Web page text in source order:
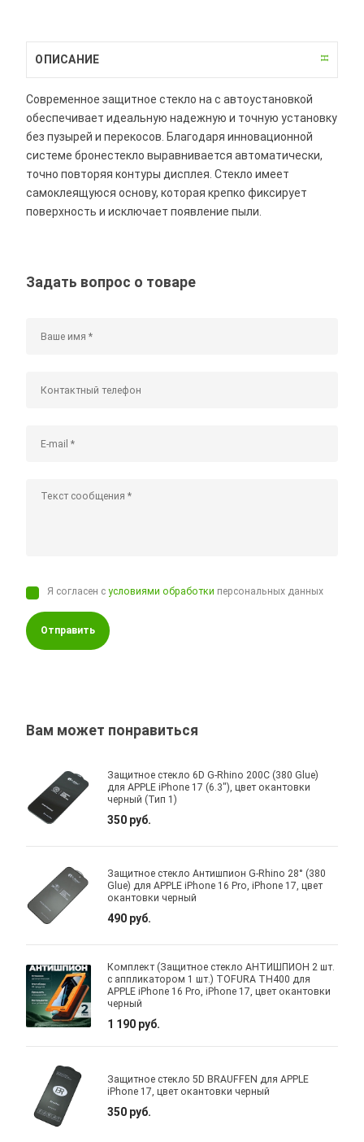
ОПИСАНИЕ
Современное защитное стекло на с автоустановкой
обеспечивает идеальную надежную и точную установку
без пузырей и перекосов. Благодаря инновационной
системе бронестекло выравнивается автоматически,
точно повторяя контуры дисплея. Стекло имеет
самоклеящуюся основу, которая крепко фиксирует
поверхность и исключает появление пыли.
Задать вопрос о товаре
Я согласен сусловиями обработки персональных данных
Отправить
Вам может понравиться
Защитное стекло 6D G-Rhino 200C (380 Glue)
для APPLE iPhone 17 (6.3"), цвет окантовки
черный (Тип 1)
350 руб.
Защитное стекло Антишпион G-Rhino 28° (380
Glue) для APPLE iPhone 16 Pro, iPhone 17, цвет
окантовки черный
490 руб.
Комплект (Защитное стекло АНТИШПИОН 2 шт.
с аппликатором 1 шт.) TOFURA TH400 для
APPLE iPhone 16 Pro, iPhone 17, цвет окантовки
черный
1 190 руб.
Защитное стекло 5D BRAUFFEN для APPLE
iPhone 17, цвет окантовки черный
350 руб.